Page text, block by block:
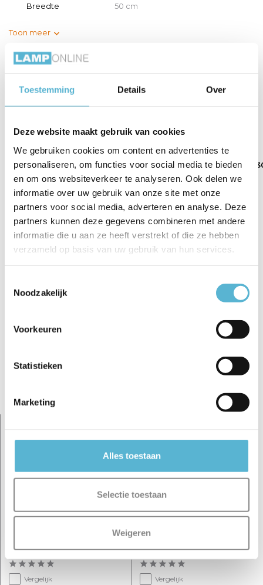
Toestemming Details Over
Deze website maakt gebruik van cookies
We gebruiken cookies om content en advertenties te
personaliseren, om functies voor social media te bieden
en om ons websiteverkeer te analyseren. Ook delen we
informatie over uw gebruik van onze site met onze
partners voor social media, adverteren en analyse. Deze
partners kunnen deze gegevens combineren met andere
informatie die u aan ze heeft verstrekt of die ze hebben
verzameld op basis van uw gebruik van hun services.
Noodzakelijk
Voorkeuren
Statistieken
Marketing
Alles toestaan
Selectie toestaan
Weigeren
Breedte 50 cm
Toon meer
Vergelijk Delen
Gerelateerde artikelen:
Plafondplaat Ø 50
€84,95
Plafondplaat Ø 30
cm ...
€45,00
Plafondplaat Ø
cm m...
€54,95
Er zijn nog geen reviews geschreven over dit product..
Schrijf je eigen review
Plafondplaat 6 lichts L 100
fittingen
Vergelijk
Plafondplaat 8 lichts L 130
x B 35 cm met snoer en
fittingen
Vergelijk